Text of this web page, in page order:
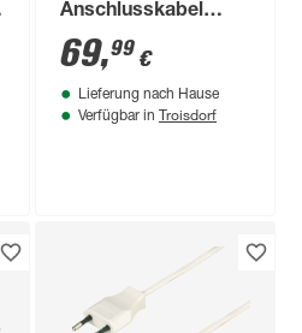
Anschlusskabel
schwarz 20 m
69,99 €
Lieferung nach Hause
Verfügbar in Troisdorf